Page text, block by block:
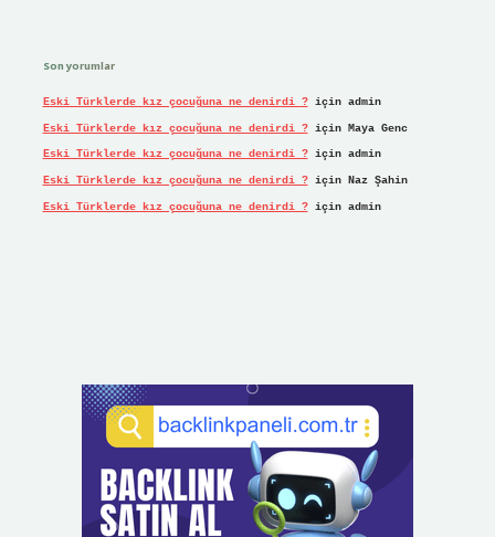
Son yorumlar
Eski Türklerde kız çocuğuna ne denirdi ?için admin
Eski Türklerde kız çocuğuna ne denirdi ?için Maya Genc
Eski Türklerde kız çocuğuna ne denirdi ?için admin
Eski Türklerde kız çocuğuna ne denirdi ?için Naz Şahin
Eski Türklerde kız çocuğuna ne denirdi ?için admin